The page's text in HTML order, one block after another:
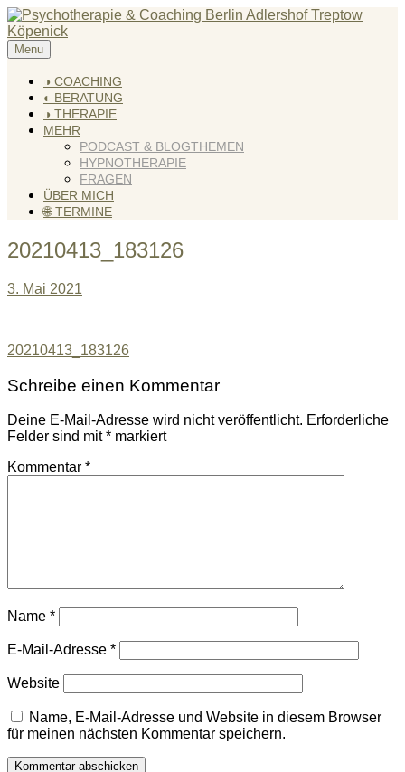
Skip
to
content
KREATIV & GELÖST
Andreas Scholz (HPP) Kreativ Coach & Heilpraktiker für
Psychotherapie
Menu
◑ COACHING
◐ BERATUNG
◑ THERAPIE
MEHR
PODCAST & BLOGTHEMEN
HYPNOTHERAPIE
FRAGEN
ÜBER MICH
🌐 TERMINE
20210413_183126
3. Mai 2021
Beitragsnavigation
20210413_183126
Schreibe einen Kommentar
Deine E-Mail-Adresse wird nicht veröffentlicht. Erforderliche
Felder sind mit* markiert
Kommentar *
Name *
E-Mail-Adresse *
Website
Name, E-Mail-Adresse und Website in diesem Browser
für meinen nächsten Kommentar speichern.